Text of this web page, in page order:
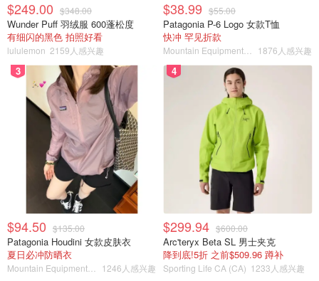
Momondo
优点 缺点
用户友好的页面布局 没有奖励制度
飞机类型搜索选项 不能直接通过网站预订
$249.00 $348.00
Wunder Puff 羽绒服 600蓬松度
有细闪的黑色 拍照好看
lululemon 2159人感兴趣
$38.99 $55.00
Patagonia P-6 Logo 女款T恤
快冲 罕见折款
1876人感兴趣
3
$94.50 $135.00
Patagonia Houdini 女款皮肤衣
夏日必冲防晒衣
1246人感兴趣
4
$299.94 $600.00
Arc'teryx Beta SL 男士夹克
降到底!5折 之前$509.96 蹲补
Sporting Life CA (CA) 1233人感兴趣